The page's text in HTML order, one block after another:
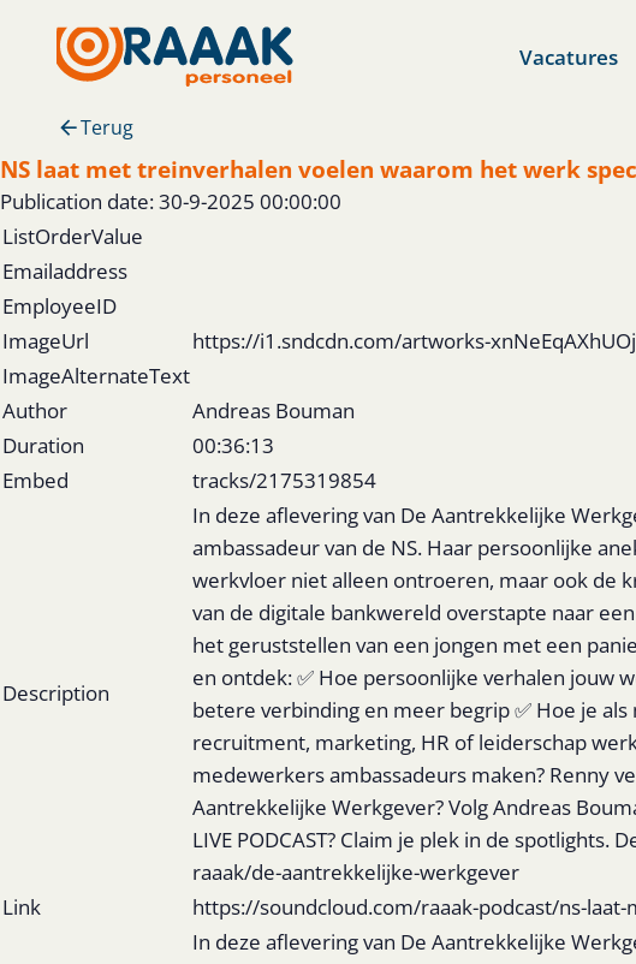
Vacatures
Terug
NS laat met treinverhalen voelen waarom het werk
Publication date: 30-9-2025 00:00:00
ListOrderValue
Emailaddress
EmployeeID
ImageUrl
https://i1.sndcdn.com/artworks-
ImageAlternateText
Author
Andreas Bouman
Duration
00:36:13
Embed
tracks/2175319854
Description
In deze aflevering van De Aantrekkelijke
ambassadeur van de NS. Haar persoonlijke
werkvloer niet alleen ontroeren, maar ook de
van de digitale bankwereld overstapte naar
het geruststellen van een jongen met een
en ontdek: ✅ Hoe persoonlijke verhalen jouw
betere verbinding en meer begrip ✅ Hoe je
recruitment, marketing, HR of leiderschap
medewerkers ambassadeurs maken? Renny
Aantrekkelijke Werkgever? Volg Andreas
LIVE PODCAST? Claim je plek in de
raaak/de-aantrekkelijke-werkgever
Link
https://soundcloud.com/raaak-podcast/ns-
In deze aflevering van De Aantrekkelijke